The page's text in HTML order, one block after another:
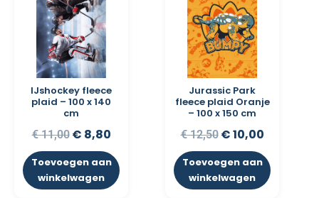
IJshockey fleece
plaid – 100 x 140
cm
€11,00 € 8,80
Toevoegen aan
winkelwagen
Jurassic Park
fleece plaid Oranje
– 100 x 150 cm
€12,50 €10,00
Toevoegen aan
winkelwagen